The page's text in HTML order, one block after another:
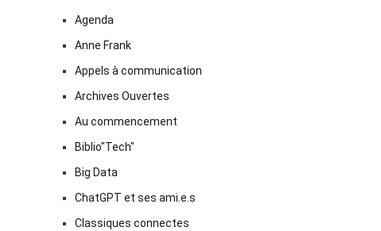
Agenda
Anne Frank
Appels à communication
Archives Ouvertes
Au commencement
Biblio"Tech"
Big Data
ChatGPT et ses ami.e.s
Classiques connectes